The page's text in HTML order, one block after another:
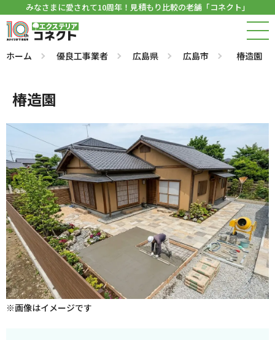
みなさまに愛されて10周年！見積もり比較の老舗「コネクト」
ホーム 優良工事業者 広島県 広島市 椿造園
椿造園
※画像はイメージです